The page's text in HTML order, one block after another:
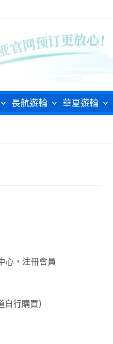
長航遊輪 華夏遊輪
心，注冊會員
行購買）